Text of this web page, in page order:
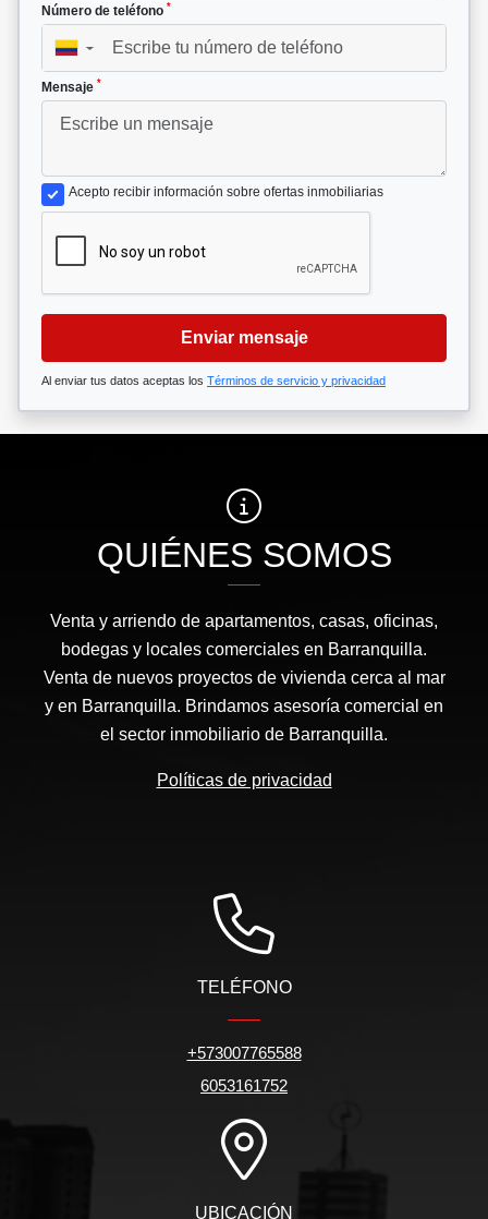
Número de teléfono *
▼
Mensaje *
Acepto recibir información sobre ofertas inmobiliarias
Enviar mensaje
Al enviar tus datos aceptas los Términos de servicio y privacidad
QUIÉNES SOMOS
Venta y arriendo de apartamentos, casas, oficinas,
bodegas y locales comerciales en Barranquilla.
Venta de nuevos proyectos de vivienda cerca al mar
y en Barranquilla. Brindamos asesoría comercial en
el sector inmobiliario de Barranquilla.
Políticas de privacidad
TELÉFONO
+573007765588
6053161752
UBICACIÓN